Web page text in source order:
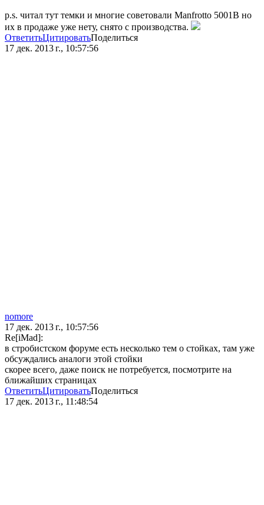
p.s. читал тут темки и многие советовали Manfrotto 5001B но
их в продаже уже нету, снято с производства.
ОтветитьЦитироватьПоделиться
17 дек. 2013 г., 10:57:56
nomore
17 дек. 2013 г., 10:57:56
Re[iMad]:
в стробистском форуме есть несколько тем о стойках, там уже
обсуждались аналоги этой стойки
скорее всего, даже поиск не потребуется, посмотрите на
ближайших страницах
ОтветитьЦитироватьПоделиться
17 дек. 2013 г., 11:48:54